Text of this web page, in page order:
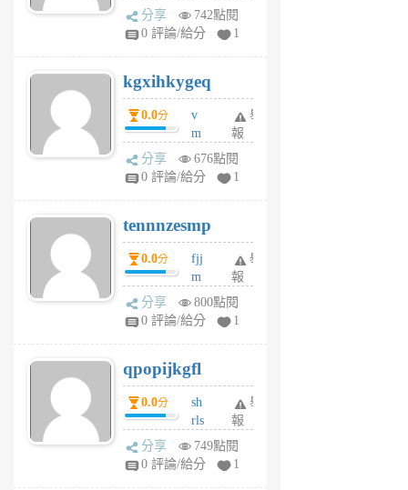
wi
w
6
個
月
前
分享
742點閱
0 評論/給分
1
kgxihkygeq
0.0分
v
m
sg
sr
6
個
月
前
舉
報
分享
676點閱
0 評論/給分
1
tennnzesmp
0.0分
fjj
m
w
rs
6
個
月
前
舉
報
分享
800點閱
0 評論/給分
1
qpopijkgfl
0.0分
sh
rls
k
m
舉
報
分享
749點閱
0 評論/給分
1